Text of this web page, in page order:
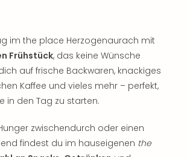
im the place Herzogenaurach mit
Frühstück, das keine Wünsche
auf frische Backwaren, knackiges
Kaffee und vieles mehr – perfekt,
in den Tag zu starten.
zwischendurch oder einen
findest du im hauseigenen the